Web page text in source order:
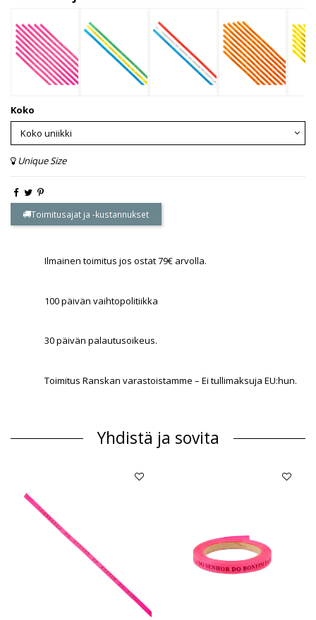
Koko
Unique Size
Toimitusajat ja -kustannukset
Ilmainen toimitus jos ostat 79€ arvolla.
100 päivän vaihtopolitiikka
30 päivän palautusoikeus.
Toimitus Ranskan varastoistamme – Ei tullimaksuja EU:hun.
Yhdistä ja sovita